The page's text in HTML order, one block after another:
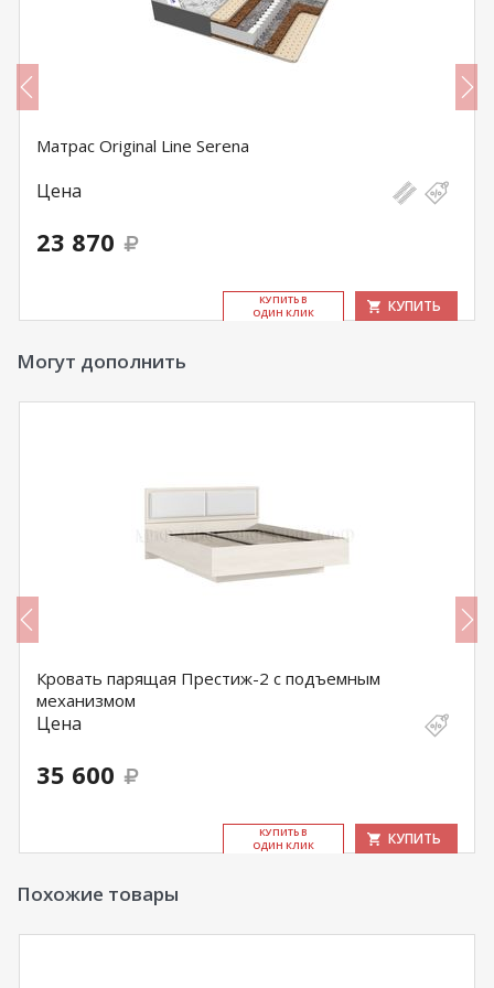
Матрас Original Line Serena
Цена
23 870
КУ­ПИТЬ В
ОДИН КЛИК
КУПИТЬ
Могут дополнить
Кровать парящая Престиж-2 с подъемным
механизмом
Цена
35 600
КУ­ПИТЬ В
ОДИН КЛИК
КУПИТЬ
Похожие товары